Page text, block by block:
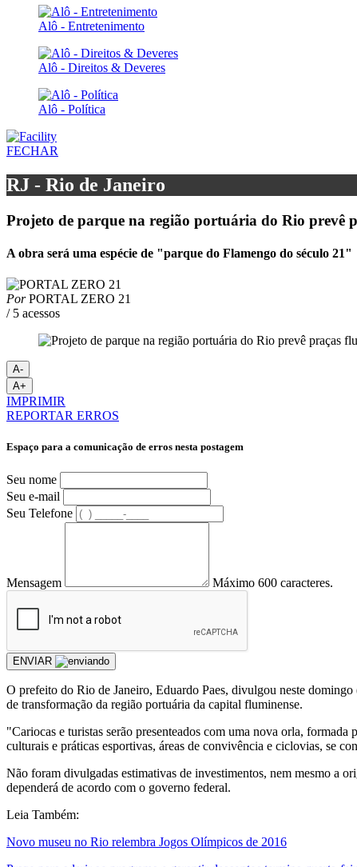
Alô - Entretenimento
Alô - Direitos & Deveres
Alô - Política
FECHAR
RJ - Rio de Janeiro
Projeto de parque na região portuária do Rio prevê
A obra será uma espécie de "parque do Flamengo do século 21"
PorPORTAL ZERO 21
/ 5 acessos
A-
A+
IMPRIMIR
REPORTAR ERROS
Espaço para a comunicação de erros nesta postagem
Seu nome
Seu e-mail
Seu Telefone
Mensagem Máximo 600 caracteres.
ENVIAR
O prefeito do Rio de Janeiro, Eduardo Paes, divulgou neste
de transformação da região portuária da capital fluminense.
"Cariocas e turistas serão presenteados com uma nova orla,
culturais e práticas esportivas, áreas de convivência e ciclovias, se
Não foram divulgadas estimativas de investimentos, nem mesmo a
dependerá de acordo com o governo federal.
Leia Também:
Novo museu no Rio relembra Jogos Olímpicos de 2016